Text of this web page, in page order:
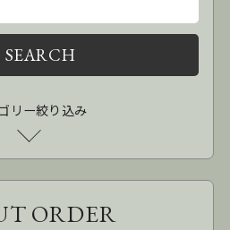
リー絞り込み
ORDER